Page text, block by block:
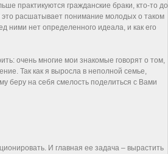
практикуются гражданские браки, кто-то до
это расшатывает понимание молодых о таком
ними нет определенного идеала, и как его
очень многие мои знакомые говорят о том,
Так как я выросла в неполной семье,
беру на себя смелость поделиться с Вами
И главная ее задача – вырастить